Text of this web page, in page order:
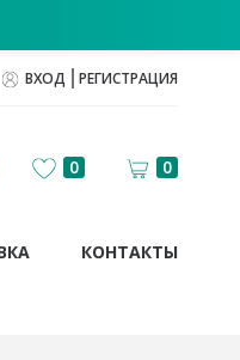
ВХОД РЕГИСТРАЦИЯ
0 0
КОНТАКТЫ